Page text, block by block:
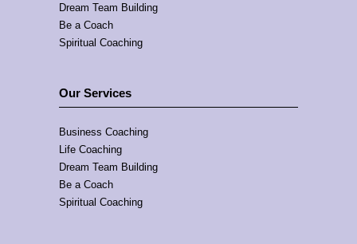
Dream Team Building
Be a Coach
Spiritual Coaching
Our Services
Business Coaching
Life Coaching
Dream Team Building
Be a Coach
Spiritual Coaching